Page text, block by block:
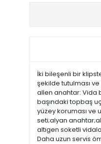
İki bileşenli bir
şekilde tutulması
allen anahtar: Vida
başındaki topbaş
yüzey koruması ve
seti;alyan
altıgen soketli
Daha uzun servis